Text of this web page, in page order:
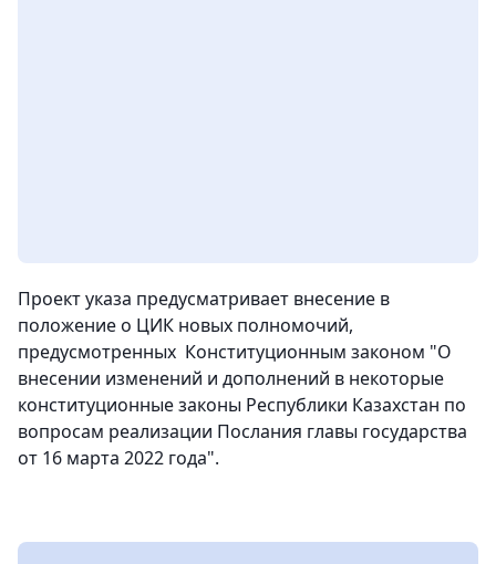
Проект указа предусматривает внесение в
положение о ЦИК новых полномочий,
предусмотренных Конституционным законом "О
внесении изменений и дополнений в некоторые
конституционные законы Республики Казахстан по
вопросам реализации Послания главы государства
от 16 марта 2022 года".